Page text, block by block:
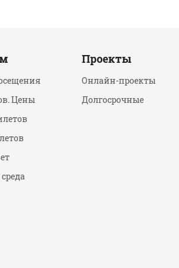
Цены
Проекты
Онлайн-проекты
Долгосрочные